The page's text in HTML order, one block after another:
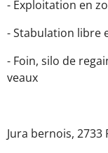
- Exploitation en
- Stabulation libre
- Foin, silo de
veaux
Jura bernois, 2733